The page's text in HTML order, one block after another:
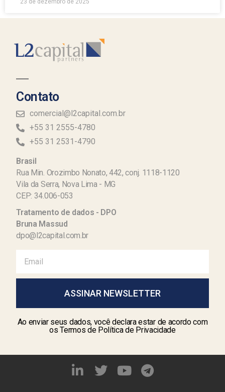
Contato
comercial@l2capital.com.br
+55 31 2555-4780
+55 31 2531-4790
Brasil
Rua Min. Orozimbo Nonato, 442, conj. 1118-1120
Vila da Serra, Nova Lima - MG
CEP: 34.006-053
Tratamento de dados - DPO
Bruna Massud
dpo@l2capital.com.br
ASSINAR NEWSLETTER
Ao enviar seus dados, você declara estar de acordo com
os Termos de Política de Privacidade